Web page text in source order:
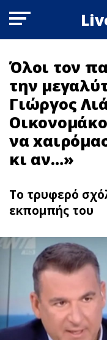
Όλοι τον
την
Γιώργος
να
κι αν…»
Το τρυφερό
εκπομπής του